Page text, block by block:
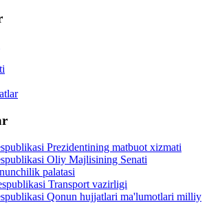
Prezidentining matbuot xizmati
Oliy Majlisining Senati
palatasi
Transport vazirligi
Qonun hujjatlari ma'lumotlari milliy